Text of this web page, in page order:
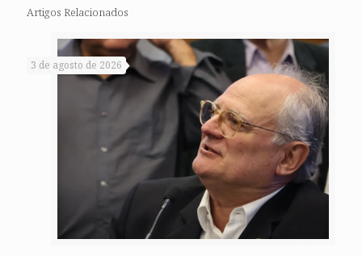
Artigos Relacionados
3 de agosto de 2026